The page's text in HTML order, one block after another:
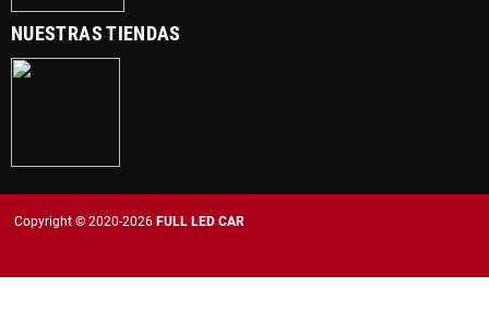
NUESTRAS TIENDAS
Copyright © 2020-2026 FULL LED CAR